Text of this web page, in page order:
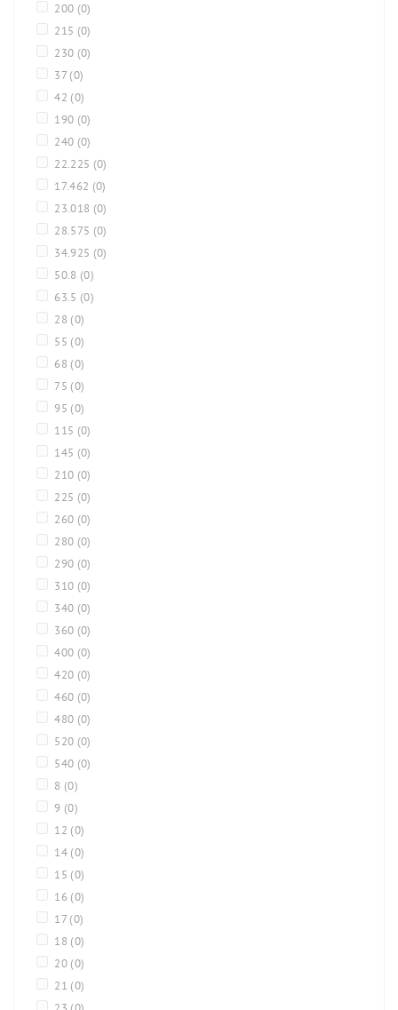
200 (0)
215 (0)
230 (0)
37 (0)
42 (0)
190 (0)
240 (0)
22.225 (0)
17.462 (0)
23.018 (0)
28.575 (0)
34.925 (0)
50.8 (0)
63.5 (0)
28 (0)
55 (0)
68 (0)
75 (0)
95 (0)
115 (0)
145 (0)
210 (0)
225 (0)
260 (0)
280 (0)
290 (0)
310 (0)
340 (0)
360 (0)
400 (0)
420 (0)
460 (0)
480 (0)
520 (0)
540 (0)
8 (0)
9 (0)
12 (0)
14 (0)
15 (0)
16 (0)
17 (0)
18 (0)
20 (0)
21 (0)